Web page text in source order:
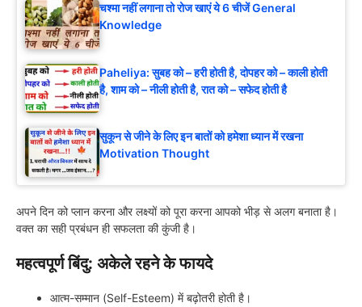
चश्मा नहीं लगाना तो रोज खाएं ये 6 चीजें General
Knowledge
Paheliya: सुबह को – हरी होती है, दोपहर को – काली होती
है, शाम को – नीली होती है, रात को – सफेद होती है
सुकून से जीने के लिए इन बातों को हमेशा ध्यान में रखना
Motivation Thought
अपने दिन को प्लान करना और लक्ष्यों को पूरा करना आपको भीड़ से अलग बनाता है।
वक्त का सही प्रबंधन ही सफलता की कुंजी है।
महत्वपूर्ण बिंदु: अकेले रहने के फायदे
आत्म-सम्मान (Self-Esteem) में बढ़ोतरी होती है।